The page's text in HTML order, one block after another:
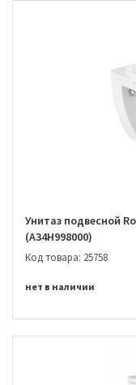
Унитаз подвесной
(A34H998000)
Код товара: 25758
нет в наличии